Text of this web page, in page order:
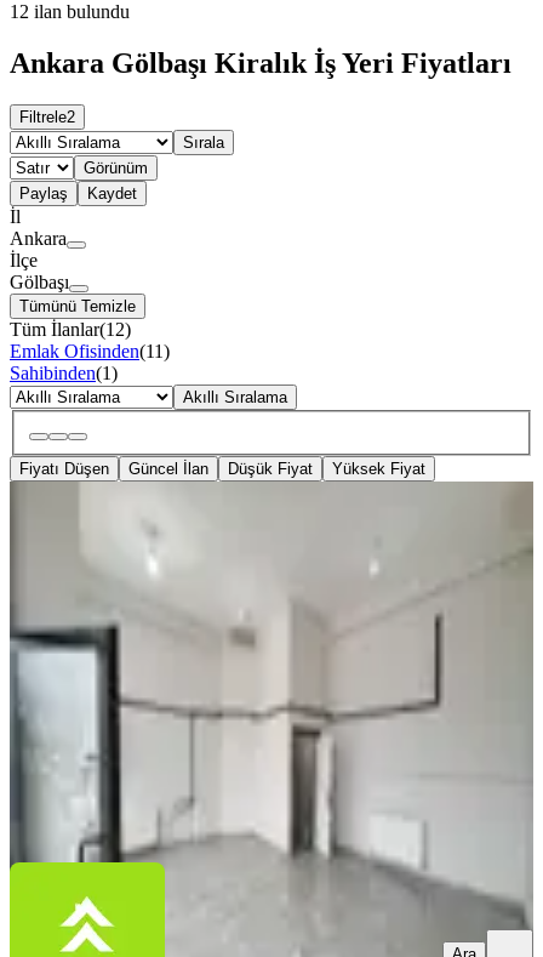
12 ilan bulundu
Ankara Gölbaşı Kiralık İş Yeri Fiyatları
Filtrele2
Sırala
Görünüm
Paylaş
Kaydet
İl
Ankara
İlçe
Gölbaşı
Tümünü Temizle
Tüm İlanlar(12)
Emlak Ofisinden(11)
Sahibinden(1)
Akıllı Sıralama
Fiyatı Düşen Güncel İlan Düşük Fiyat Yüksek Fiyat
Konumda Kullanışlı Dükkan
41 m² Düz Giriş (Zemin)
Alaçatı Proje & Gayrimenkul